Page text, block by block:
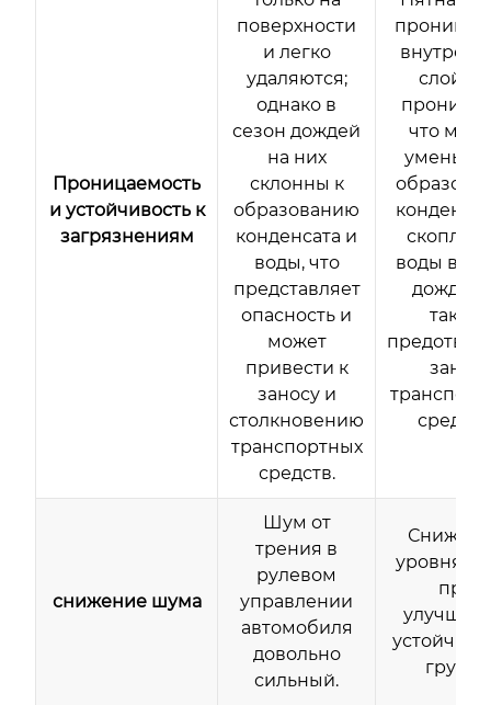
Проницаемость
и устойчивость к
загрязнениям
поверхности
и легко
удаляются;
однако в
сезон дождей
на них
склонны к
образованию
конденсата и
воды, что
представляет
опасность и
может
привести к
заносу и
столкновению
транспортных
средств.
слой;
что
воды в
дождей,
также
занос
снижение шума
Шум от
трения в
рулевом
управлении
автомобиля
довольно
сильный.
уровня
при
грунта